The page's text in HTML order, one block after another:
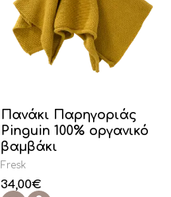
Πανάκι Παρηγοριάς
Pinguin 100% οργανικό
βαμβάκι
Fresk
34,00€